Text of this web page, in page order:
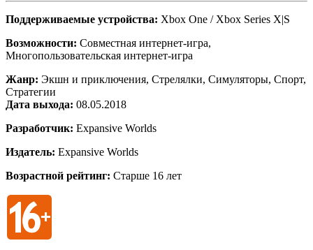
Поддерживаемые устройства: Xbox One / Xbox Series X|S
Возможности: Совместная интернет-игра,
Многопользовательская интернет-игра
Жанр: Экшн и приключения, Стрелялки, Симуляторы, Спорт,
Стратегии
Дата выхода: 08.05.2018
Разработчик: Expansive Worlds
Издатель: Expansive Worlds
Возрастной рейтинг: Старше 16 лет